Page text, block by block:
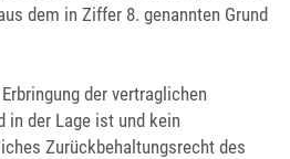
dem in Ziffer 8. genannten Grund
der vertraglichen
in der Lage ist und kein
Zurückbehaltungsrecht des